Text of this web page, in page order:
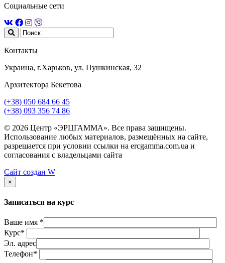
Социальные сети
Контакты
Украина, г.Харьков, ул. Пушкинская, 32
Архитектора Бекетова
(+38) 050 684 66 45
(+38) 093 356 74 86
© 2026 Центр «ЭРЦГАММА». Все права защищены.
Использование любых материалов, размещённых на сайте,
разрешается при условии ссылки на ercgamma.com.ua и
согласования с владельцами сайта
Сайт создан W
×
Записаться на курс
Ваше имя *
Курс*
Эл. адрес
Телефон*